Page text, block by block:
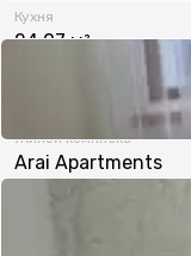
Кухня
24.07 м²
Жилой комплекс
Arai Apartments